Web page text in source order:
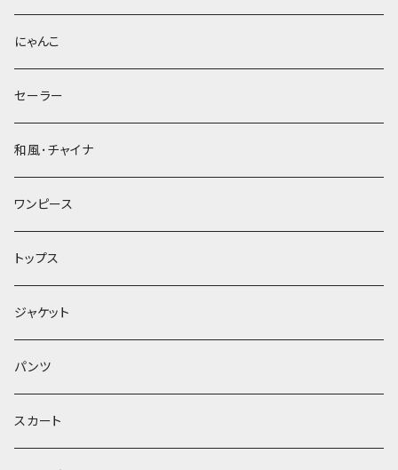
にゃんこ
セーラー
和風･チャイナ
ワンピース
トップス
ジャケット
パンツ
スカート